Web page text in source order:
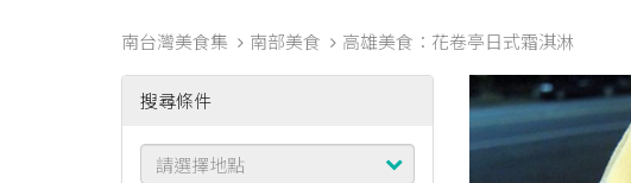
南台灣美食集 南部美食 高雄美食：花卷亭日式霜淇淋
搜尋條件